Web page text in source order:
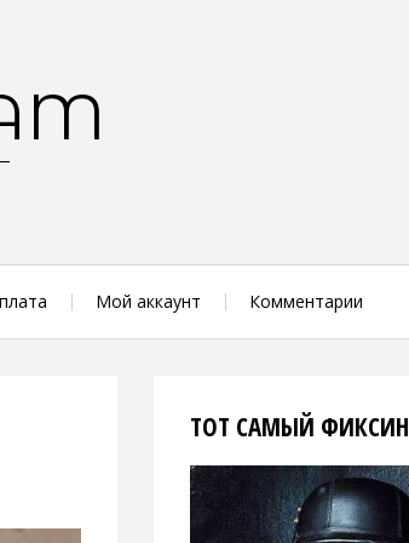
Мой аккаунт Комментарии
ТОТ САМЫЙ ФИКСИН